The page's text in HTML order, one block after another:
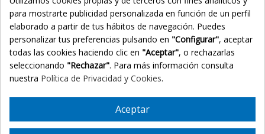
🩺Indicaciones
Especialmente indicado para personas en tratamiento
oncológico (quimioterapia/radioterapia) o con alopecia areata
que presentanextrema sensibilidaden el cuero cabelludo. Es
ideal para uso nocturno, aunque su diseño discreto permite
usarlo también para estar cómoda en casa.
✨ Beneficios Principales
Protección Térmica:Evita la pérdida de calor nocturna,
para mostrarte publicidad personalizada en función de un perfil
elaborado a partir de tus hábitos de navegación. Puedes
personalizar tus preferencias pulsando en "Configurar", aceptar
todas las cookies haciendo clic en "Aceptar", o rechazarlas
seleccionando "Rechazar". Para más información consulta
nuestra Política de Privacidad y Cookies.
Aceptar